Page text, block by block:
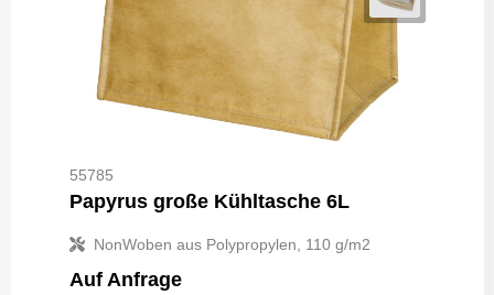
55785
Papyrus große Kühltasche 6L
NonWoben aus Polypropylen, 110 g/m2
Auf Anfrage